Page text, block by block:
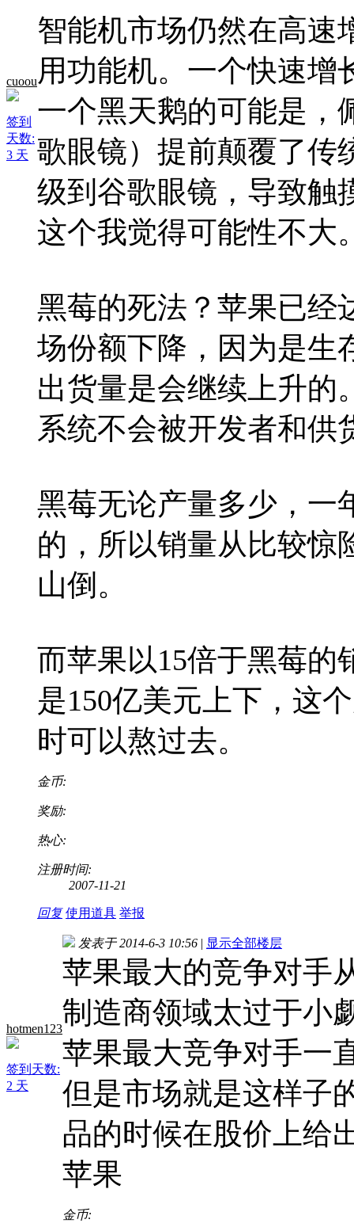
cuoou
签到
天数:
3 天
智能机市场仍然在高速
用功能机。一个快速增
一个黑天鹅的可能是，
歌眼镜）提前颠覆了传
级到谷歌眼镜，导致触
这个我觉得可能性不大
黑莓的死法？苹果已经
场份额下降，因为是生
出货量是会继续上升的
系统不会被开发者和供
黑莓无论产量多少，一
的，所以销量从比较惊
山倒。
而苹果以15倍于黑莓的
是150亿美元上下，这
时可以熬过去。
金币:
奖励:
热心:
注册时间:
2007-11-21
回复 使用道具 举报
hotmen123
签到天数:
2 天
发表于 2014-6-3 10:56 | 显示全部楼层
苹果最大的竞争对手
制造商领域太过于小
苹果最大竞争对手一
但是市场就是这样子
品的时候在股价上给
苹果
金币: